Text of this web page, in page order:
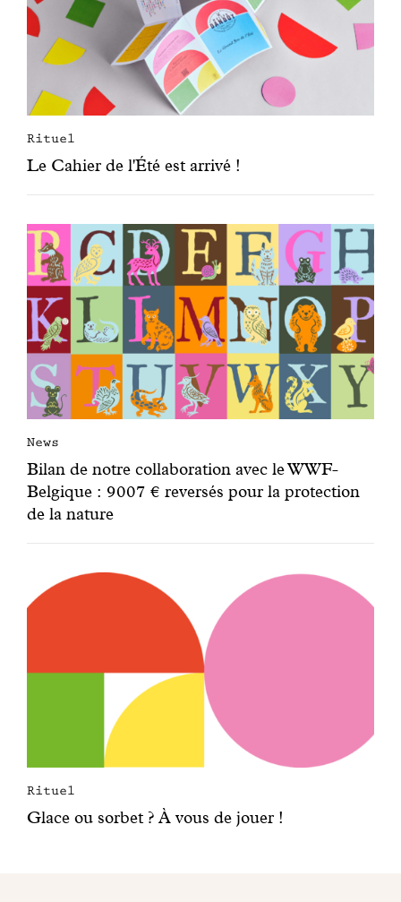
Rituel
Le Cahier de l'Été est arrivé !
News
Bilan de notre collaboration avec le WWF-
Belgique : 9007 € reversés pour la protection
de la nature
Rituel
Glace ou sorbet ? À vous de jouer !